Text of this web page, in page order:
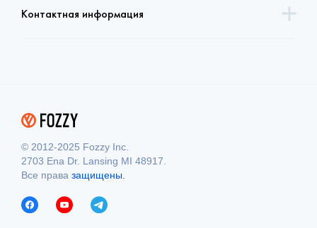
Контактная информация
© 2012-2025 Fozzy Inc.
2703 Ena Dr. Lansing MI 48917.
Все права защищены.